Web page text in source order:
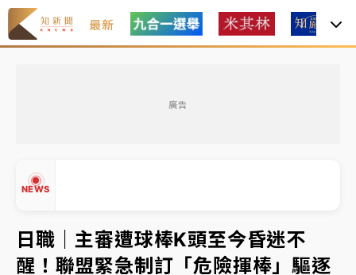
最新
廣告
NEWS
中信慈善基金會想增加董事人數！辜仲諒向法院聲請遭
故宮《龍藏經》特展第2檔！今線上預約開賣一度塞車
周六起展出延長至晚上7時
日職｜主審遭球棒K頭至今昏迷不
醒！聯盟緊急制訂「危險揮棒」驅逐